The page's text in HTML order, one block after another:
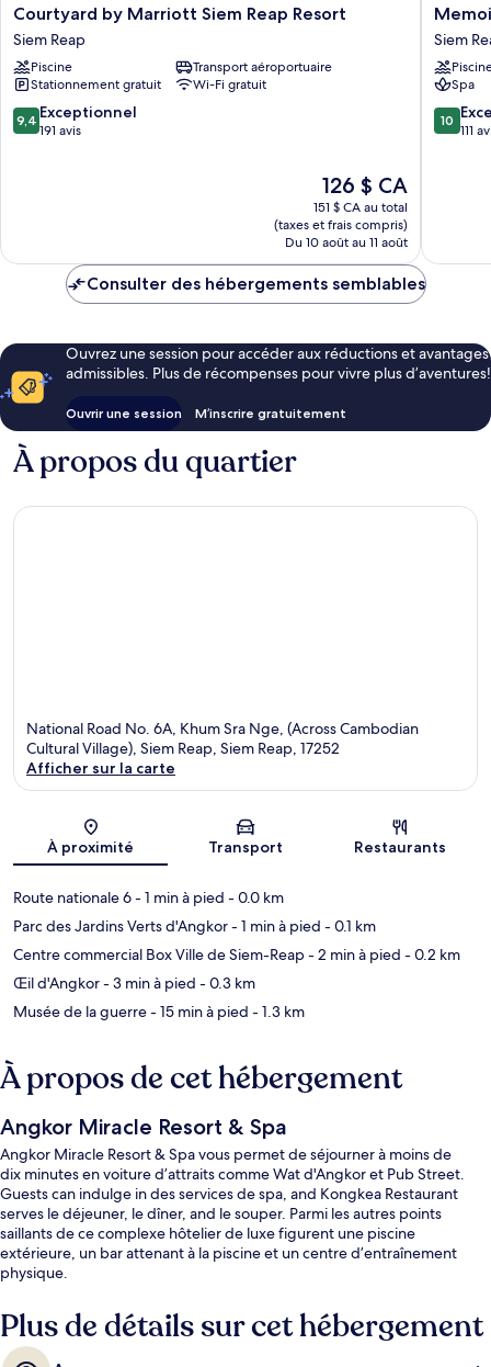
Courtyard
by
Marriott
Siem
Reap
Resort
Siem
Courtyard by Marriott Siem Reap Resort
Siem Reap
Piscine
Transport aéroportuaire
Stationnement gratuit
Wi-Fi gratuit
9.4
sur
9,4 Exceptionnel
191 avis
Le
prix
est
de
126 $ CA
126 $ CA
151 $ CA au total
(taxes et frais compris)
Du 10 août au 11 août
Palace
Resort
&
Spa
Siem
Reap
Siem
Spa
10.0
sur
10
111
Consulter des hébergements semblables
Ouvrez une session pour accéder aux réductions et avantages
admissibles. Plus de récompenses pour vivre plus d’aventures!
Ouvrir une session M’inscrire gratuitement
À propos du quartier
National Road No. 6A, Khum Sra Nge, (Across Cambodian
Cultural Village), Siem Reap, Siem Reap, 17252
Afficher sur la carte
À proximité Transport Restaurants
Route nationale 6- 1 min à pied - 0.0 km
Parc des Jardins Verts d'Angkor- 1 min à pied - 0.1 km
Centre commercial Box Ville de Siem-Reap- 2 min à pied - 0.2 km
Œil d'Angkor- 3 min à pied - 0.3 km
Musée de la guerre- 15 min à pied - 1.3 km
À propos de cet hébergement
Angkor Miracle Resort & Spa
Angkor Miracle Resort & Spa vous permet de séjourner à moins de
dix minutes en voiture d’attraits comme Wat d'Angkor et Pub Street.
Guests can indulge in des services de spa, and Kongkea Restaurant
serves le déjeuner, le dîner, and le souper. Parmi les autres points
saillants de ce complexe hôtelier de luxe figurent une piscine
extérieure, un bar attenant à la piscine et un centre d’entraînement
physique.
Plus de détails sur cet hébergement